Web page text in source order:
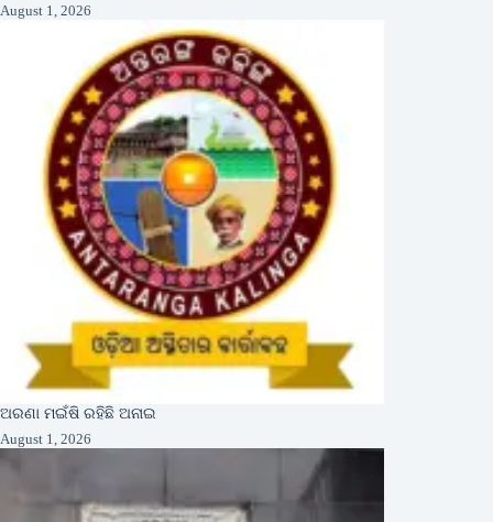
August 1, 2026
ଅରଣା ମଇଁଷି ରହିଛି ଅନାଇ
August 1, 2026